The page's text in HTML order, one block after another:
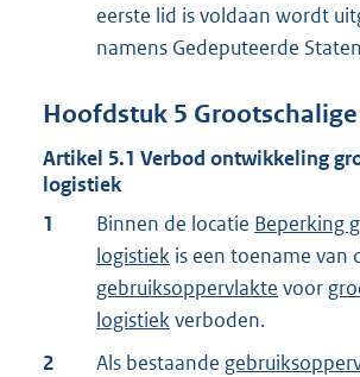
eerste lid is voldaan wordt
namens Gedeputeerde
Hoofdstuk 5
Artikel 5.1 Verbod ontwikkeling
logistiek
1
Binnen de locatie Beperking
logistiek is een toename van
gebruiksoppervlakte voor
logistiekverboden.
2
Als bestaande